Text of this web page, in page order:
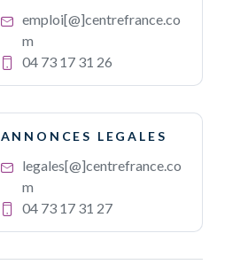
emploi[@]centrefrance.co
m
04 73 17 31 26
ANNONCES LEGALES
legales[@]centrefrance.co
m
04 73 17 31 27